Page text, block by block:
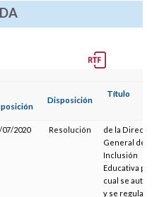
Disposición
Título
07/2020 Resolución
de la Dirección
General de
Inclusión
Educativa por la
cual se autoriza
y se regula el